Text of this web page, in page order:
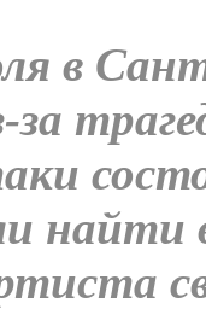
в
найти